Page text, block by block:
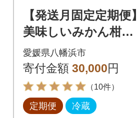
【発送月固定定期便】
美味しいみかん柑橘
のある暮らし【みか
ん・まどんな・せと
か】【G31-43】全3回
愛媛県八幡浜市
寄付金額 30,000円
（10件）
定期便 冷蔵